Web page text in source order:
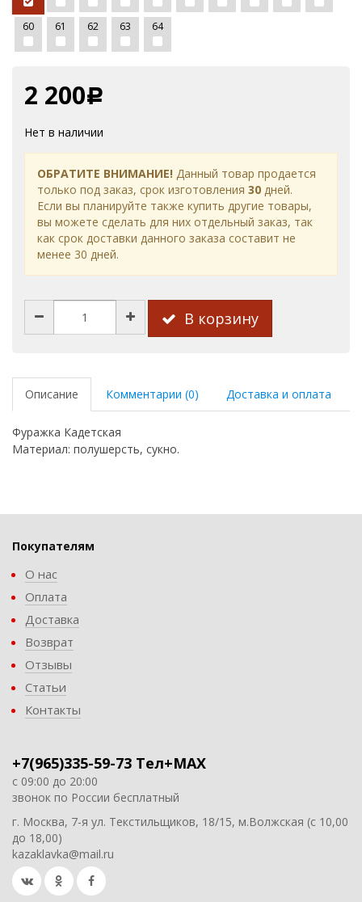
60 61 62 63 64
2 200Р
Нет в наличии
ОБРАТИТЕ ВНИМАНИЕ! Данный товар продается
только под заказ, срок изготовления 30 дней.
Если вы планируйте также купить другие товары,
вы можете сделать для них отдельный заказ, так
как срок доставки данного заказа составит не
менее 30 дней.
В корзину
Описание Комментарии (0) Доставка и оплата
Фуражка Кадетская
Материал: полушерсть, сукно.
Покупателям
О нас
Оплата
Доставка
Возврат
Отзывы
Статьи
Контакты
+7(965)335-59-73 Тел+MAX
с 09:00 до 20:00
звонок по России бесплатный
г. Москва, 7-я ул. Текстильщиков, 18/15, м.Волжская (с 10,00
до 18,00)
kazaklavka@mail.ru